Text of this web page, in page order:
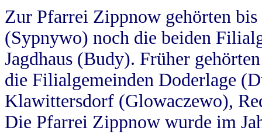
Zur Pfarrei Zippnow gehörten
(Sypnywo) noch die beiden
Jagdhaus (Budy). Früher
die Filialgemeinden Doderlage
Klawittersdorf (Glowaczewo),
Die Pfarrei Zippnow wurde im